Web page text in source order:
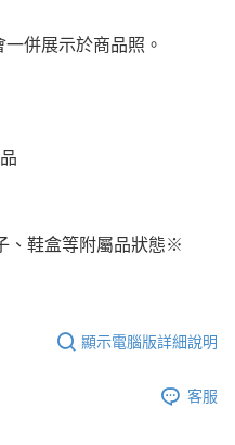
併展示於商品照。
、鞋盒等附屬品狀態※
顯示電腦版詳細說明
客服